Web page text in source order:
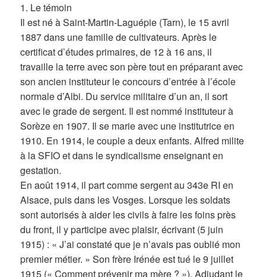
1. Le témoin
Il est né à Saint-Martin-Laguépie (Tarn), le 15 avril
1887 dans une famille de cultivateurs. Après le
certificat d’études primaires, de 12 à 16 ans, il
travaille la terre avec son père tout en préparant avec
son ancien instituteur le concours d’entrée à l’école
normale d’Albi. Du service militaire d’un an, il sort
avec le grade de sergent. Il est nommé instituteur à
Sorèze en 1907. Il se marie avec une institutrice en
1910. En 1914, le couple a deux enfants. Alfred milite
à la SFIO et dans le syndicalisme enseignant en
gestation.
En août 1914, il part comme sergent au 343e RI en
Alsace, puis dans les Vosges. Lorsque les soldats
sont autorisés à aider les civils à faire les foins près
du front, il y participe avec plaisir, écrivant (5 juin
1915) : « J’ai constaté que je n’avais pas oublié mon
premier métier. » Son frère Irénée est tué le 9 juillet
1915 (« Comment prévenir ma mère ? »). Adjudant le